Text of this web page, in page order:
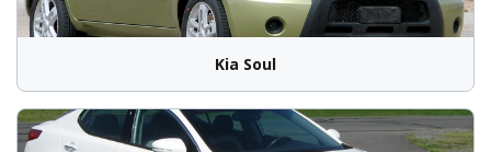
Kia Soul